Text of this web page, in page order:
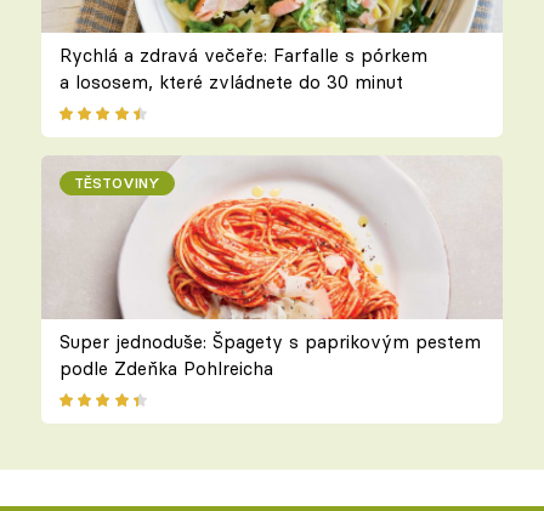
Rychlá a zdravá večeře: Farfalle s pórkem
a lososem, které zvládnete do 30 minut
TĚSTOVINY
Super jednoduše: Špagety s paprikovým pestem
podle Zdeňka Pohlreicha